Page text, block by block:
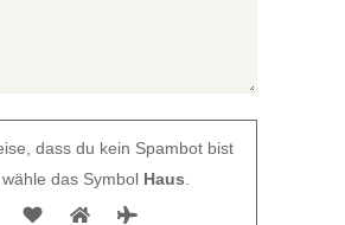
dass du kein Spambot bist
das Symbol Haus